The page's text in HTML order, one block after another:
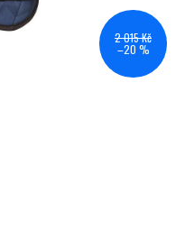
2 015 Kč
–20 %